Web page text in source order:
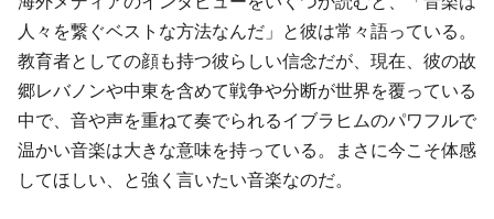
人々を繋ぐベストな方法なんだ」と彼は常々語っている。
教育者としての顔も持つ彼らしい信念だが、現在、彼の故
郷レバノンや中東を含めて戦争や分断が世界を覆っている
中で、音や声を重ねて奏でられるイブラヒムのパワフルで
温かい音楽は大きな意味を持っている。まさに今こそ体感
してほしい、と強く言いたい音楽なのだ。